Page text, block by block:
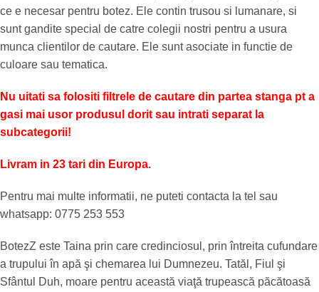
ce e necesar pentru botez. Ele contin trusou si lumanare, si
sunt gandite special de catre colegii nostri pentru a usura
munca clientilor de cautare. Ele sunt asociate in functie de
culoare sau tematica.
Nu uitati sa folositi filtrele de cautare din partea stanga pt a
gasi mai usor produsul dorit sau intrati separat la
subcategorii!
Livram in 23 tari din Europa.
Pentru mai multe informatii, ne puteti contacta la tel sau
whatsapp: 0775 253 553
BotezZ este Taina prin care credinciosul, prin întreita cufundare
a trupului în apă şi chemarea lui Dumnezeu. Tatăl, Fiul şi
Sfântul Duh, moare pentru această viaţă trupească păcătoasă